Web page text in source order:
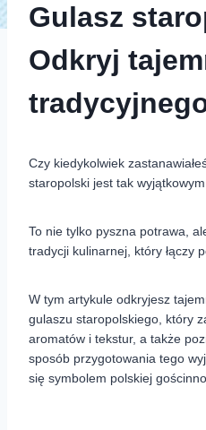
Gulasz
Odkryj
Czy kiedykolwiek
staropolski jest tak
To nie tylko pyszna potrawa,
tradycji kulinarnej, który łączy
W tym artykule odkryjesz
gulaszu staropolskiego, który
aromatów i tekstur, a także
sposób przygotowania tego
się symbolem polskiej